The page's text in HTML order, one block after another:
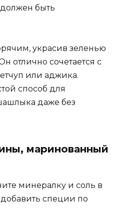
быть
украсив зеленью
отлично сочетается с
или аджика.
способ для
даже без
маринованный
минералку и соль в
специи по